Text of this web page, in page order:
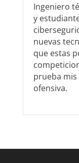
Ingeniero
y
nuevas
que estas
prueba
ofensiva.